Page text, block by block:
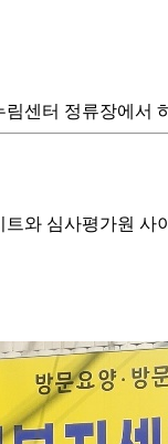
림센터 정류장에서
와 심사평가원